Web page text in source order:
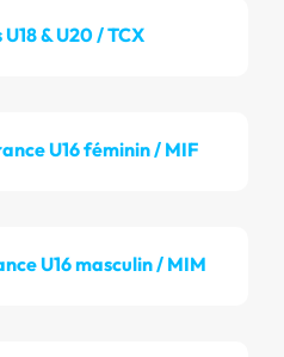
U18 & U20 / TCX
U16 féminin / MIF
U16 masculin / MIM